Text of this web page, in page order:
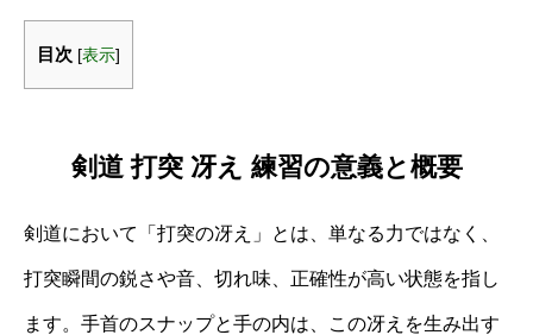
目次 [表示]
剣道 打突 冴え 練習の意義と概要
剣道において「打突の冴え」とは、単なる力ではなく、
打突瞬間の鋭さや音、切れ味、正確性が高い状態を指し
ます。手首のスナップと手の内は、この冴えを生み出す